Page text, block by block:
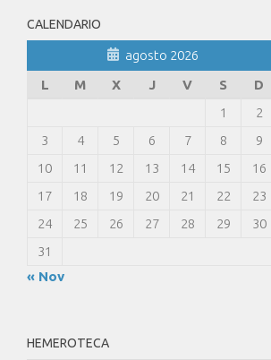
CALENDARIO
agosto 2026
L
M X J V S
D
1
2
3
4 5 6 7 8
9
10
11 12 13 14 15
16
17
18 19 20 21 22
23
24
25 26 27 28 29
30
31
« Nov
HEMEROTECA